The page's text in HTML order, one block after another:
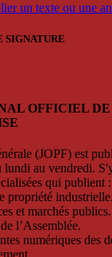
un texte ou une
SIGNATURE
OFFICIEL
(JOPF) est
lundi au vendredi.
qui publient :
propriété industrielle.
et marchés publics.
l’Assemblée.
numériques des